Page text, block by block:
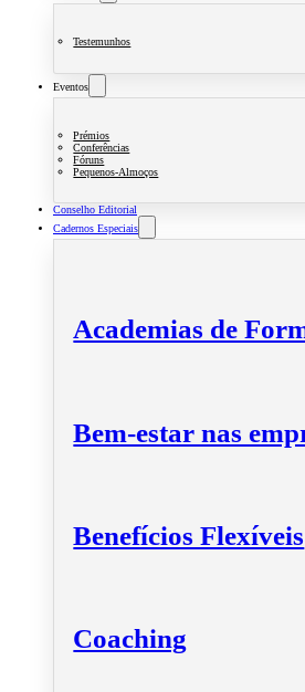
Testemunhos
Eventos
Prémios
Conferências
Fóruns
Pequenos-Almoços
Conselho Editorial
Cadernos Especiais
Academias de
Bem-estar nas
Benefícios Flexíveis
Coaching